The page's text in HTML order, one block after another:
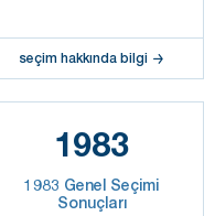
seçim hakkında bilgi
1983
1983 Genel Seçimi
Sonuçları